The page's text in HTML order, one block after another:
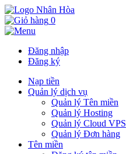
0
Đăng nhập
Đăng ký
Nạp tiền
Quản lý dịch vụ
Quản lý Tên miền
Quản lý Hosting
Quản lý Cloud VPS
Quản lý Đơn hàng
Tên miền